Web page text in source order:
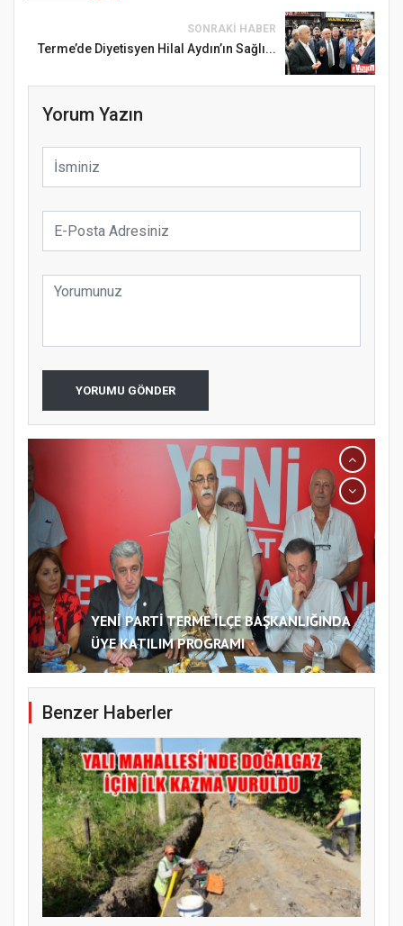
SONRAKI HABER
Terme’de Diyetisyen Hilal Aydın’ın Sağlı...
Yorum Yazın
YORUMU GÖNDER
YENİ PARTİ TERME İLÇE BAŞKANLIĞINDA
ÜYE KATILIM PROGRAMI
Benzer Haberler